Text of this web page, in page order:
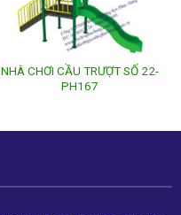
NHÀ CHƠI CẦU TRƯỢT SỐ 22-
PH167